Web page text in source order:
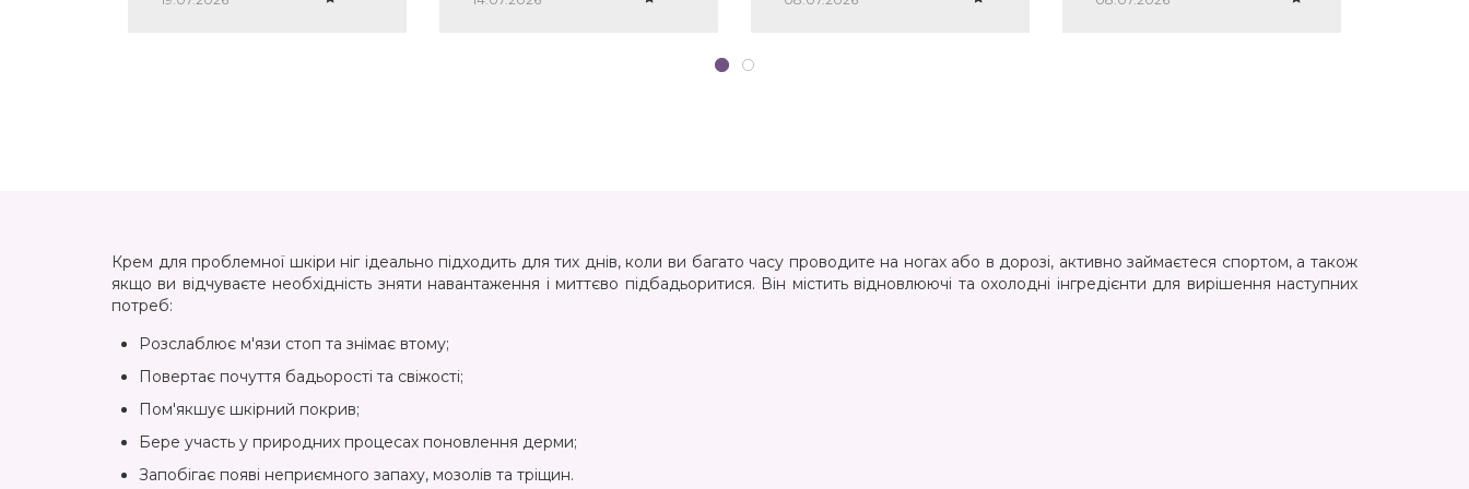
Крем для проблемної шкіри ніг ідеально підходить для тих днів, коли ви багато часу проводите на ногах або в дорозі, активно займаєтеся спортом, а також
якщо ви відчуваєте необхідність зняти навантаження і миттєво підбадьоритися. Він містить відновлюючі та охолодні інгредієнти для вирішення наступних
потреб:
Розслаблює м'язи стоп та знімає втому;
Повертає почуття бадьорості та свіжості;
Пом'якшує шкірний покрив;
Бере участь у природних процесах поновлення дерми;
Запобігає появі неприємного запаху, мозолів та тріщин.